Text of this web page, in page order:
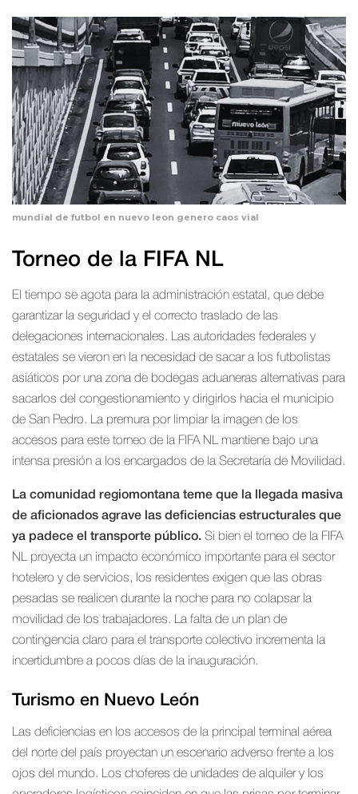
mundial de futbol en nuevo leon genero caos vial
Torneo de la FIFA NL
El tiempo se agota para la administración estatal, que debe
garantizar la seguridad y el correcto traslado de las
delegaciones internacionales. Las autoridades federales y
estatales se vieron en la necesidad de sacar a los futbolistas
asiáticos por una zona de bodegas aduaneras alternativas para
sacarlos del congestionamiento y dirigirlos hacia el municipio
de San Pedro. La premura por limpiar la imagen de los
accesos para este torneo de la FIFA NL mantiene bajo una
intensa presión a los encargados de la Secretaría de Movilidad.
La comunidad regiomontana teme que la llegada masiva
de aficionados agrave las deficiencias estructurales que
ya padece el transporte público. Si bien el torneo de la FIFA
NL proyecta un impacto económico importante para el sector
hotelero y de servicios, los residentes exigen que las obras
pesadas se realicen durante la noche para no colapsar la
movilidad de los trabajadores. La falta de un plan de
contingencia claro para el transporte colectivo incrementa la
incertidumbre a pocos días de la inauguración.
Turismo en Nuevo León
Las deficiencias en los accesos de la principal terminal aérea
del norte del país proyectan un escenario adverso frente a los
ojos del mundo. Los choferes de unidades de alquiler y los